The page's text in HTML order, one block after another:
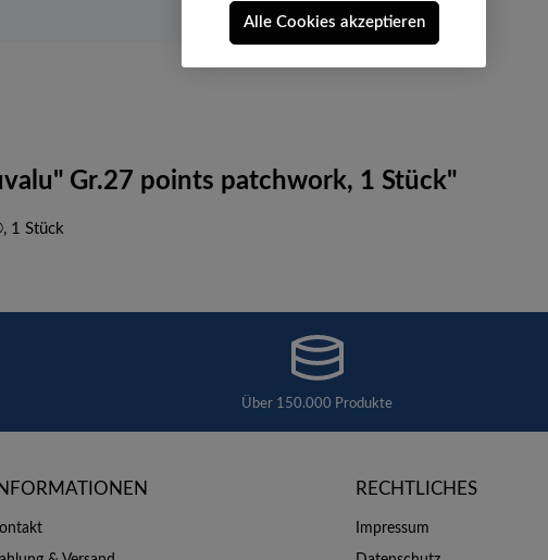
Gr.27 points patchwork, 1 Stück"
1 Stück
Über 150.000 Produkte
INFORMATIONEN RECHTLICHES
Impressum
Alle Cookies akzeptieren